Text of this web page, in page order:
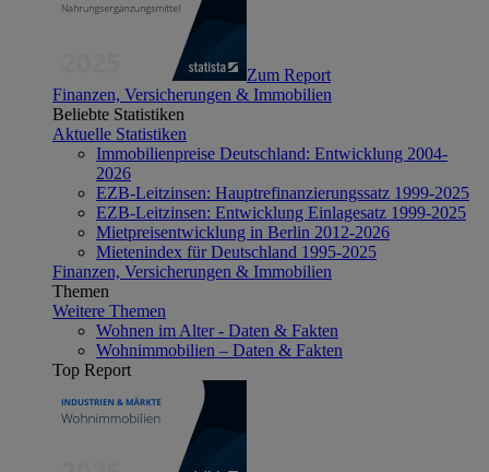
Zum Report
Finanzen, Versicherungen & Immobilien
Beliebte Statistiken
Aktuelle Statistiken
Immobilienpreise Deutschland: Entwicklung 2004-
2026
EZB-Leitzinsen: Hauptrefinanzierungssatz 1999-2025
EZB-Leitzinsen: Entwicklung Einlagesatz 1999-2025
Mietpreisentwicklung in Berlin 2012-2026
Mietenindex für Deutschland 1995-2025
Finanzen, Versicherungen & Immobilien
Themen
Weitere Themen
Wohnen im Alter - Daten & Fakten
Wohnimmobilien – Daten & Fakten
Top Report